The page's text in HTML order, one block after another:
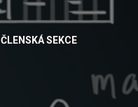
ČLENSKÁ SEKCE